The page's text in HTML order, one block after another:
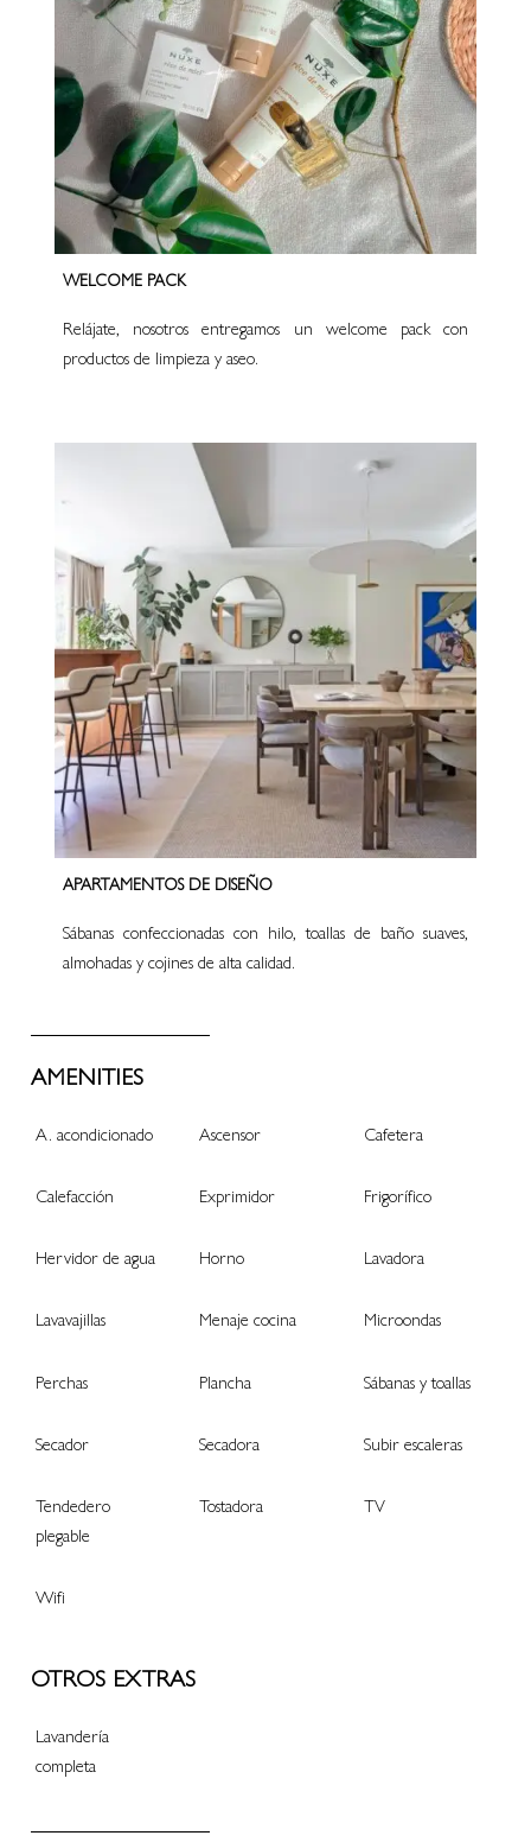
WELCOME PACK
Relájate, nosotros entregamos un welcome pack con
productos de limpieza y aseo.
APARTAMENTOS DE DISEÑO
Sábanas confeccionadas con hilo, toallas de baño suaves,
almohadas y cojines de alta calidad.
AMENITIES
A. acondicionado Ascensor Cafetera
Calefacción Exprimidor Frigorífico
Hervidor de agua Horno Lavadora
Lavavajillas Menaje cocina Microondas
Perchas Plancha Sábanas y toallas
Secador Secadora Subir escaleras
Tendedero
plegable
Tostadora TV
Wifi
OTROS EXTRAS
Lavandería
completa